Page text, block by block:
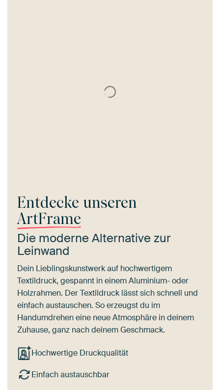
Entdecke unseren
ArtFrame
Die moderne Alternative zur
Leinwand
Dein Lieblingskunstwerk auf hochwertigem
Textildruck, gespannt in einem Aluminium- oder
Holzrahmen. Der Textildruck lässt sich schnell und
einfach austauschen. So erzeugst du im
Handumdrehen eine neue Atmosphäre in deinem
Zuhause, ganz nach deinem Geschmack.
Hochwertige Druckqualität
Einfach austauschbar